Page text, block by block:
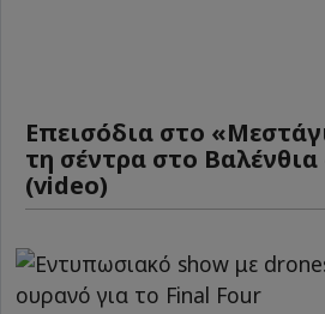
Επεισόδια στο
τη σέντρα στο
(video)